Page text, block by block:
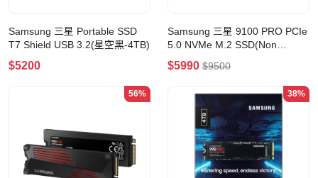
Samsung 三星 Portable SSD
T7 Shield USB 3.2(星空黑-4TB)
$5200
Samsung 三星 9100 PRO PCIe
5.0 NVMe M.2 SSD(Non
Heatsink-4TB)
$5990 $9500
56% 38%